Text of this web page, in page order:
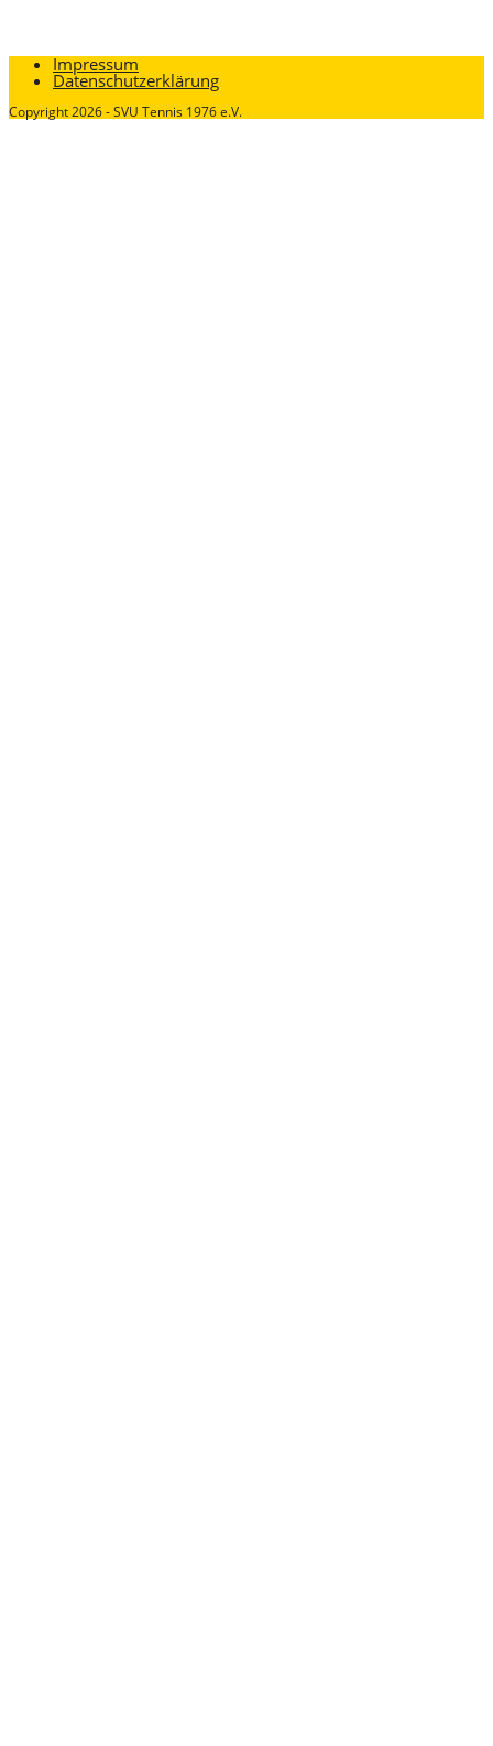
Impressum
Datenschutzerklärung
Copyright 2026 - SVU Tennis 1976 e.V.